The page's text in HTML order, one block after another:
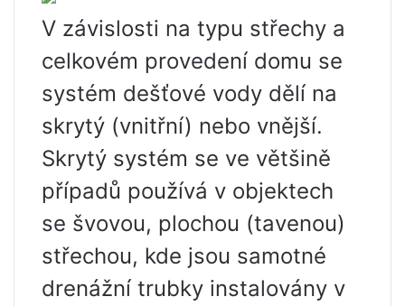
V závislosti na typu střechy a
celkovém provedení domu se
systém dešťové vody dělí na
skrytý (vnitřní) nebo vnější.
Skrytý systém se ve většině
případů používá v objektech
se švovou, plochou (tavenou)
střechou, kde jsou samotné
drenážní trubky instalovány v